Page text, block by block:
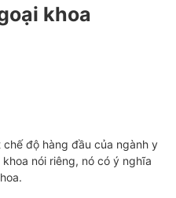
khoa
độ hàng đầu của ngành y
nói riêng, nó có ý nghĩa